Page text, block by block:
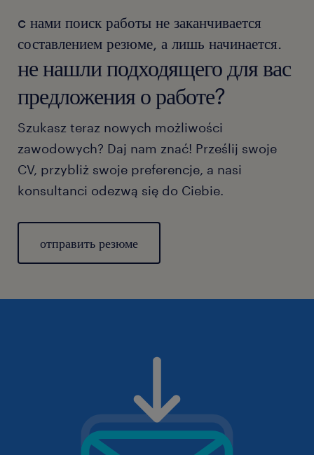
c нами поиск работы не заканчивается
составлением резюме, а лишь начинается.
не нашли подходящего для вас
предложения о работе?
Szukasz teraz nowych możliwości
zawodowych? Daj nam znać! Prześlij swoje
CV, przybliż swoje preferencje, a nasi
konsultanci odezwą się do Ciebie.
отправить резюме